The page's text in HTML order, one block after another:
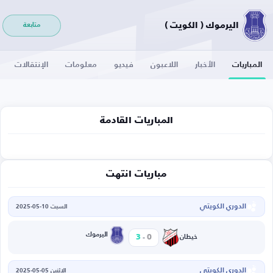
اليرموك ( الكويت ) متابعة
المباريات الأخبار اللاعبون فيديو معلومات الإنتقالات
المباريات القادمة
مباريات انتهت
الدوري الكويتي السبت 10-05-2025
خيطان 0
-
3 اليرموك
الدوري الكويتي الاثنين 05-05-2025